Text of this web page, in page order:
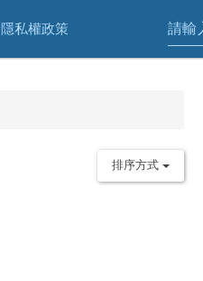
隱私權政策
排序方式